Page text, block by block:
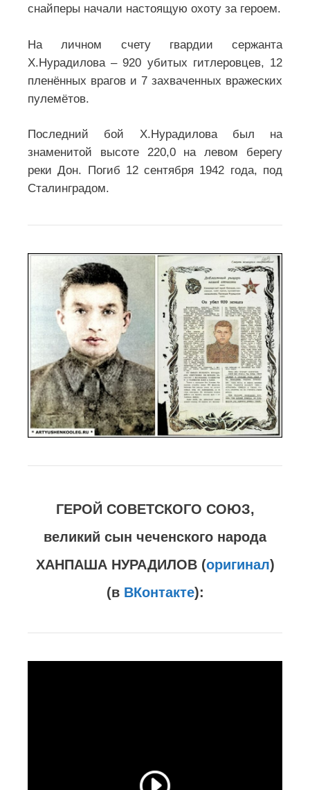
снайперы начали настоящую охоту за героем.
На личном счету гвардии сержанта
Х.Нурадилова – 920 убитых гитлеровцев, 12
пленённых врагов и 7 захваченных вражеских
пулемётов.
Последний бой Х.Нурадилова был на
знаменитой высоте 220,0 на левом берегу
реки Дон. Погиб 12 сентября 1942 года, под
Сталинградом.
ГЕРОЙ СОВЕТСКОГО СОЮЗ,
великий сын чеченского народа
ХАНПАША НУРАДИЛОВ (оригинал)
(в ВКонтакте):